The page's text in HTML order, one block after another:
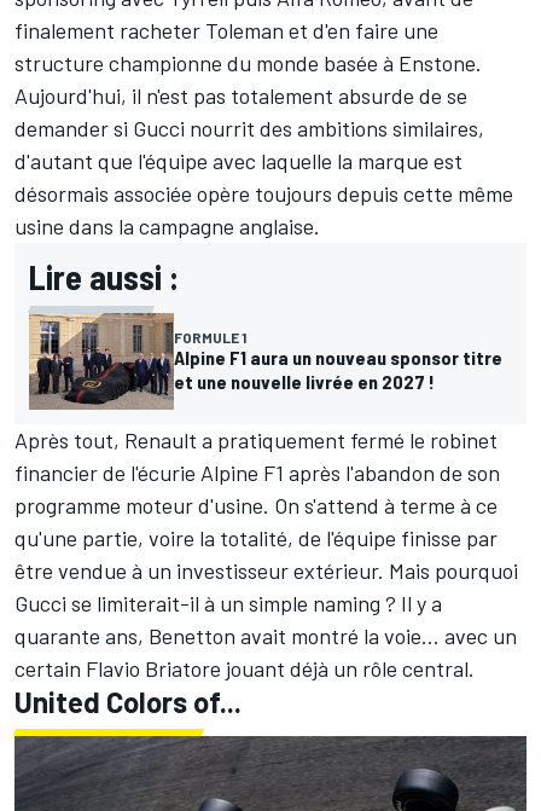
finalement racheter Toleman et d'en faire une
structure championne du monde basée à Enstone.
Aujourd'hui, il n'est pas totalement absurde de se
demander si Gucci nourrit des ambitions similaires,
d'autant que l'équipe avec laquelle la marque est
désormais associée opère toujours depuis cette même
usine dans la campagne anglaise.
Lire aussi :
FORMULE 1
Alpine F1 aura un nouveau sponsor titre
et une nouvelle livrée en 2027 !
Après tout, Renault a pratiquement fermé le robinet
financier de l'écurie Alpine F1 après l'abandon de son
programme moteur d'usine. On s'attend à terme à ce
qu'une partie, voire la totalité, de l'équipe finisse par
être vendue à un investisseur extérieur. Mais pourquoi
Gucci se limiterait-il à un simple naming ? Il y a
quarante ans, Benetton avait montré la voie… avec un
certain Flavio Briatore jouant déjà un rôle central.
United Colors of...